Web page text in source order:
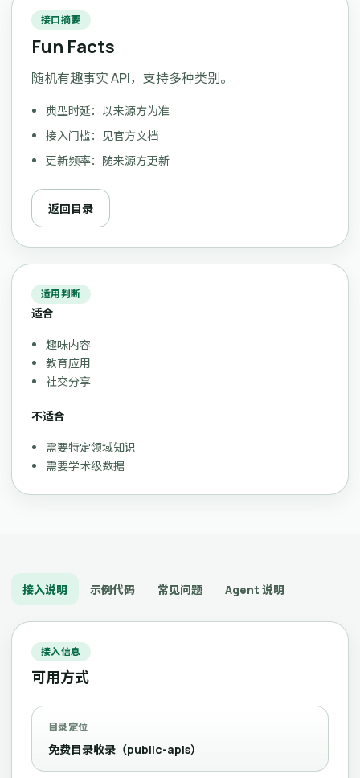
接口摘要
Fun Facts
随机有趣事实 API，支持多种类别。
典型时延：以来源方为准
接入门槛：见官方文档
更新频率：随来源方更新
返回目录
适用判断
适合
趣味内容
教育应用
社交分享
不适合
需要特定领域知识
需要学术级数据
接入说明 示例代码 常见问题 Agent 说明
接入信息
可用方式
目录定位
免费目录收录（public-apis）